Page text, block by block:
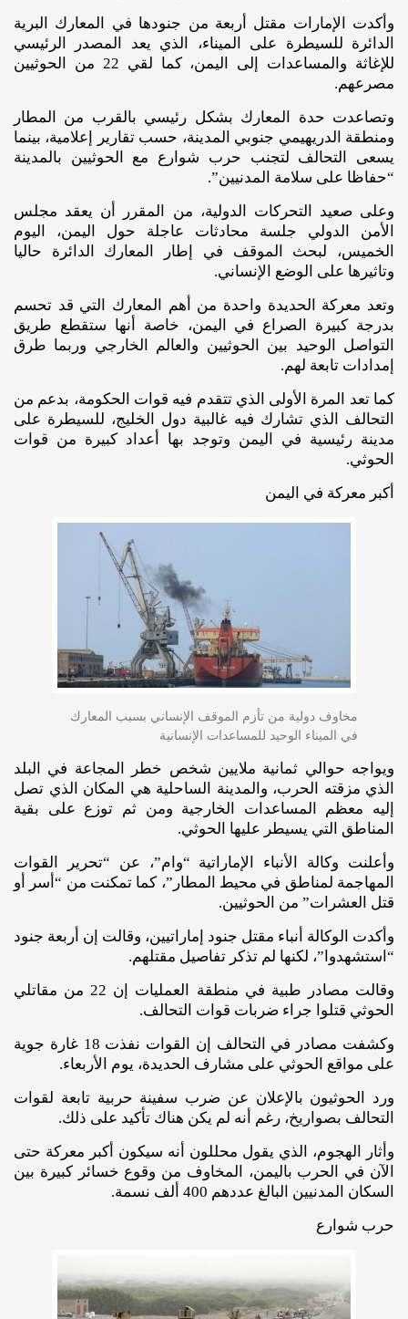
وأكدت الإمارات مقتل أربعة من جنودها في المعارك البرية
الدائرة للسيطرة على الميناء، الذي يعد المصدر الرئيسي
للإغاثة والمساعدات إلى اليمن، كما لقي 22 من الحوثيين
مصرعهم.
وتصاعدت حدة المعارك بشكل رئيسي بالقرب من المطار
ومنطقة الدريهيمي جنوبي المدينة، حسب تقارير إعلامية، بينما
يسعى التحالف لتجنب حرب شوارع مع الحوثيين بالمدينة
“حفاظا على سلامة المدنيين”.
وعلى صعيد التحركات الدولية، من المقرر أن يعقد مجلس
الأمن الدولي جلسة محادثات عاجلة حول اليمن، اليوم
الخميس، لبحث الموقف في إطار المعارك الدائرة حاليا
وتاثيرها على الوضع الإنساني.
وتعد معركة الحديدة واحدة من أهم المعارك التي قد تحسم
بدرجة كبيرة الصراع في اليمن، خاصة أنها ستقطع طريق
التواصل الوحيد بين الحوثيين والعالم الخارجي وربما طرق
إمدادات تابعة لهم.
كما تعد المرة الأولى الذي تتقدم فيه قوات الحكومة، بدعم من
التحالف الذي تشارك فيه غالبية دول الخليج، للسيطرة على
مدينة رئيسية في اليمن وتوجد بها أعداد كبيرة من قوات
الحوثي.
أكبر معركة في اليمن
مخاوف دولية من تأزم الموقف الإنساني بسبب المعارك
في الميناء الوحيد للمساعدات الإنسانية
ويواجه حوالي ثمانية ملايين شخص خطر المجاعة في البلد
الذي مزقته الحرب، والمدينة الساحلية هي المكان الذي تصل
إليه معظم المساعدات الخارجية ومن ثم توزع على بقية
المناطق التي يسيطر عليها الحوثي.
وأعلنت وكالة الأنباء الإماراتية “وام”، عن “تحرير القوات
المهاجمة لمناطق في محيط المطار”، كما تمكنت من “أسر أو
قتل العشرات” من الحوثيين.
وأكدت الوكالة أنباء مقتل جنود إماراتيين، وقالت إن أربعة جنود
“استشهدوا”، لكنها لم تذكر تفاصيل مقتلهم.
وقالت مصادر طبية في منطقة العمليات إن 22 من مقاتلي
الحوثي قتلوا جراء ضربات قوات التحالف.
وكشفت مصادر في التحالف إن القوات نفذت 18 غارة جوية
على مواقع الحوثي على مشارف الحديدة، يوم الأربعاء.
ورد الحوثيون بالإعلان عن ضرب سفينة حربية تابعة لقوات
التحالف بصواريخ، رغم أنه لم يكن هناك تأكيد على ذلك.
وأثار الهجوم، الذي يقول محللون أنه سيكون أكبر معركة حتى
الآن في الحرب باليمن، المخاوف من وقوع خسائر كبيرة بين
السكان المدنيين البالغ عددهم 400 ألف نسمة.
حرب شوارع